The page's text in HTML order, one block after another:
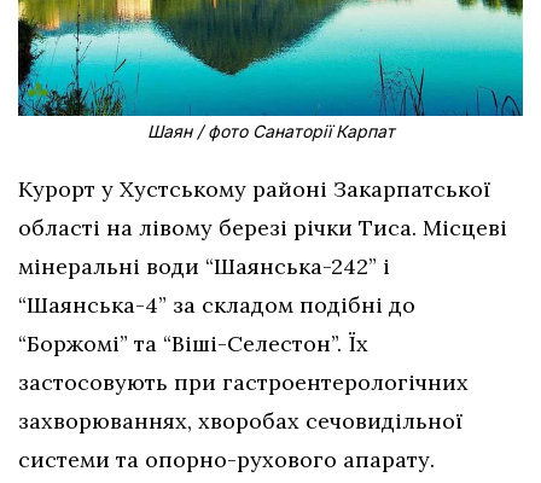
Шаян / фото Санаторії Карпат
Курорт у Хустському районі Закарпатської
області на лівому березі річки Тиса. Місцеві
мінеральні води “Шаянська-242” і
“Шаянська-4” за складом подібні до
“Боржомі” та “Віші-Селестон”. Їх
застосовують при гастроентерологічних
захворюваннях, хворобах сечовидільної
системи та опорно-рухового апарату.